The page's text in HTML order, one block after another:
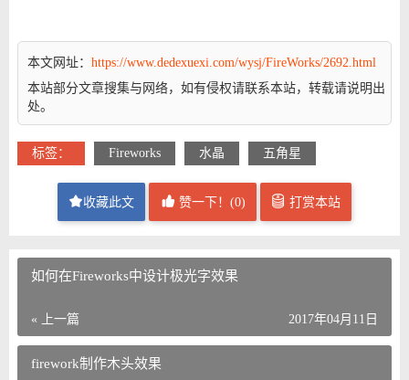
本文网址： https://www.dedexuexi.com/wysj/FireWorks/2692.html
本站部分文章搜集与网络，如有侵权请联系本站，转载请说明出
处。
标签： Fireworks 水晶 五角星
收藏此文 赞一下！(0) 打赏本站
如何在Fireworks中设计极光字效果
« 上一篇 2017年04月11日
firework制作木头效果